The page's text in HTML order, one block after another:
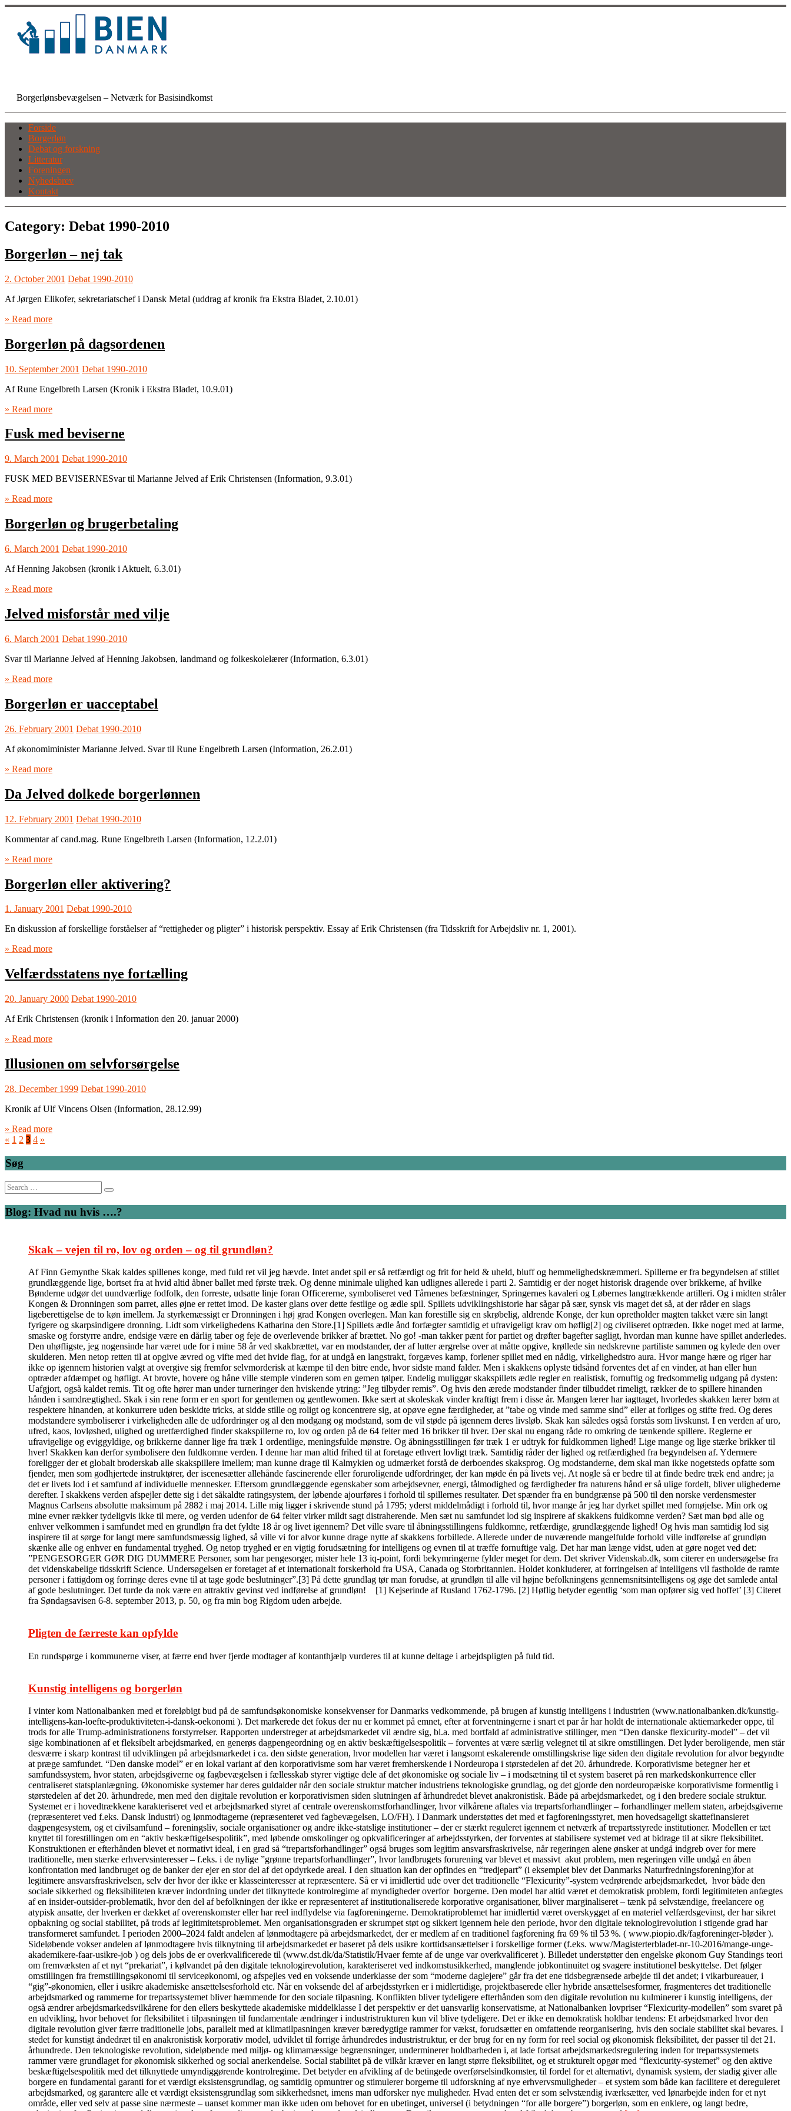
Skip
content
Borgerlønsbevægelsen – Netværk for Basisindkomst
Forside
Borgerløn
Debat og forskning
Litteratur
Foreningen
Nyhedsbrev
Kontakt
Category: Debat 1990-2010
Borgerløn – nej tak
2. October 2001 Debat 1990-2010
Af Jørgen Elikofer, sekretariatschef i Dansk Metal (uddrag af kronik fra Ekstra Bladet, 2.10.01)
» Read more
Borgerløn på dagsordenen
10. September 2001 Debat 1990-2010
Af Rune Engelbreth Larsen (Kronik i Ekstra Bladet, 10.9.01)
» Read more
Fusk med beviserne
9. March 2001 Debat 1990-2010
FUSK MED BEVISERNESvar til Marianne Jelved af Erik Christensen (Information, 9.3.01)
» Read more
Borgerløn og brugerbetaling
6. March 2001 Debat 1990-2010
Af Henning Jakobsen (kronik i Aktuelt, 6.3.01)
» Read more
Jelved misforstår med vilje
6. March 2001 Debat 1990-2010
Svar til Marianne Jelved af Henning Jakobsen, landmand og folkeskolelærer (Information, 6.3.01)
» Read more
Borgerløn er uacceptabel
26. February 2001 Debat 1990-2010
Af økonomiminister Marianne Jelved. Svar til Rune Engelbreth Larsen (Information, 26.2.01)
» Read more
Da Jelved dolkede borgerlønnen
12. February 2001 Debat 1990-2010
Kommentar af cand.mag. Rune Engelbreth Larsen (Information, 12.2.01)
» Read more
Borgerløn eller aktivering?
1. January 2001 Debat 1990-2010
En diskussion af forskellige forståelser af “rettigheder og pligter” i historisk perspektiv. Essay af Erik Christensen (fra Tidsskrift for Arbejdsliv nr. 1, 2001).
» Read more
Velfærdsstatens nye fortælling
20. January 2000 Debat 1990-2010
Af Erik Christensen (kronik i Information den 20. januar 2000)
» Read more
Illusionen om selvforsørgelse
28. December 1999 Debat 1990-2010
Kronik af Ulf Vincens Olsen (Information, 28.12.99)
» Read more
« 1 2 3 4 »
Søg
Search
for:
Blog: Hvad nu hvis ….?
Skak – vejen til ro, lov og orden – og til grundløn?
Af Finn Gemynthe Skak kaldes spillenes konge, med fuld ret vil jeg hævde. Intet andet spil er så retfærdigt og frit for held & uheld, bluff og hemmelighedskræmmeri. Spillerne er fra begyndelsen af stillet
grundlæggende lige, bortset fra at hvid altid åbner ballet med første træk. Og denne minimale ulighed kan udlignes allerede i parti 2. Samtidig er der noget historisk dragende over brikkerne, af hvilke
Bønderne udgør det uundværlige fodfolk, den forreste, udsatte linje foran Officererne, symboliseret ved Tårnenes befæstninger, Springernes kavaleri og Løbernes langtrækkende artilleri. Og i midten stråler
Kongen & Dronningen som parret, alles øjne er rettet imod. De kaster glans over dette festlige og ædle spil. Spillets udviklingshistorie har sågar på sær, synsk vis maget det så, at der råder en slags
ligeberettigelse de to køn imellem. Ja styrkemæssigt er Dronningen i høj grad Kongen overlegen. Man kan forestille sig en skrøbelig, aldrende Konge, der kun opretholder magten takket være sin langt
fyrigere og skarpsindigere dronning. Lidt som virkelighedens Katharina den Store.[1] Spillets ædle ånd forfægter samtidig et ufravigeligt krav om høflig[2] og civiliseret optræden. Ikke noget med at larme,
smaske og forstyrre andre, endsige være en dårlig taber og feje de overlevende brikker af brættet. No go! -man takker pænt for partiet og drøfter bagefter sagligt, hvordan man kunne have spillet anderledes.
Den uhøfligste, jeg nogensinde har været ude for i mine 58 år ved skakbrættet, var en modstander, der af lutter ærgrelse over at måtte opgive, krøllede sin nedskrevne partiliste sammen og kylede den over
skulderen. Men netop retten til at opgive ævred og vifte med det hvide flag, for at undgå en langstrakt, forgæves kamp, forlener spillet med en nådig, virkelighedstro aura. Hvor mange hære og riger har
ikke op igennem historien valgt at overgive sig fremfor selvmorderisk at kæmpe til den bitre ende, hvor sidste mand falder. Men i skakkens oplyste tidsånd forventes det af en vinder, at han eller hun
optræder afdæmpet og høfligt. At brovte, hovere og håne ville stemple vinderen som en gemen tølper. Endelig muliggør skakspillets ædle regler en realistisk, fornuftig og fredsommelig udgang på dysten:
Uafgjort, også kaldet remis. Tit og ofte hører man under turneringer den hviskende ytring: ”Jeg tilbyder remis”. Og hvis den ærede modstander finder tilbuddet rimeligt, rækker de to spillere hinanden
hånden i samdrægtighed. Skak i sin rene form er en sport for gentlemen og gentlewomen. Ikke sært at skoleskak vinder kraftigt frem i disse år. Mangen lærer har iagttaget, hvorledes skakken lærer børn at
respektere hinanden, at konkurrere uden beskidte tricks, at sidde stille og roligt og koncentrere sig, at opøve egne færdigheder, at ”tabe og vinde med samme sind” eller at forliges og stifte fred. Og deres
modstandere symboliserer i virkeligheden alle de udfordringer og al den modgang og modstand, som de vil støde på igennem deres livsløb. Skak kan således også forstås som livskunst. I en verden af uro,
ufred, kaos, lovløshed, ulighed og uretfærdighed finder skakspillerne ro, lov og orden på de 64 felter med 16 brikker til hver. Der skal nu engang råde ro omkring de tænkende spillere. Reglerne er
ufravigelige og eviggyldige, og brikkerne danner lige fra træk 1 ordentlige, meningsfulde mønstre. Og åbningsstillingen før træk 1 er udtryk for fuldkommen lighed! Lige mange og lige stærke brikker til
hver! Skakken kan derfor symbolisere den fuldkomne verden. I denne har man altid frihed til at foretage ethvert lovligt træk. Samtidig råder der lighed og retfærdighed fra begyndelsen af. Ydermere
foreligger der et globalt broderskab alle skakspillere imellem; man kunne drage til Kalmykien og udmærket forstå de derboendes skaksprog. Og modstanderne, dem skal man ikke nogetsteds opfatte som
fjender, men som godhjertede instruktører, der iscenesætter allehånde fascinerende eller foruroligende udfordringer, der kan møde én på livets vej. At nogle så er bedre til at finde bedre træk end andre; ja
det er livets lod i et samfund af individuelle mennesker. Eftersom grundlæggende egenskaber som arbejdsevner, energi, tålmodighed og færdigheder fra naturens hånd er så ulige fordelt, bliver ulighederne
derefter. I skakkens verden afspejler dette sig i det såkaldte ratingsystem, der løbende ajourføres i forhold til spillernes resultater. Det spænder fra en bundgrænse på 500 til den norske verdensmester
Magnus Carlsens absolutte maksimum på 2882 i maj 2014. Lille mig ligger i skrivende stund på 1795; yderst middelmådigt i forhold til, hvor mange år jeg har dyrket spillet med fornøjelse. Min ork og
mine evner rækker tydeligvis ikke til mere, og verden udenfor de 64 felter virker mildt sagt distraherende. Men sæt nu samfundet lod sig inspirere af skakkens fuldkomne verden? Sæt man bød alle og
enhver velkommen i samfundet med en grundløn fra det fyldte 18 år og livet igennem? Det ville svare til åbningsstillingens fuldkomne, retfærdige, grundlæggende lighed! Og hvis man samtidig lod sig
inspirere til at sørge for langt mere samfundsmæssig lighed, så ville vi for alvor kunne drage nytte af skakkens forbillede. Allerede under de nuværende mangelfulde forhold ville indførelse af grundløn
skænke alle og enhver en fundamental tryghed. Og netop tryghed er en vigtig forudsætning for intelligens og evnen til at træffe fornuftige valg. Det har man længe vidst, uden at gøre noget ved det:
”PENGESORGER GØR DIG DUMMERE Personer, som har pengesorger, mister hele 13 iq-point, fordi bekymringerne fylder meget for dem. Det skriver Videnskab.dk, som citerer en undersøgelse fra
det videnskabelige tidsskrift Science. Undersøgelsen er foretaget af et internationalt forskerhold fra USA, Canada og Storbritannien. Holdet konkluderer, at forringelsen af intelligens vil fastholde de ramte
personer i fattigdom og forringe deres evne til at tage gode beslutninger”.[3] På dette grundlag tør man forudse, at grundløn til alle vil højne befolkningens gennemsnitsintelligens og øge det samlede antal
af gode beslutninger. Det turde da nok være en attraktiv gevinst ved indførelse af grundløn! [1] Kejserinde af Rusland 1762-1796. [2] Høflig betyder egentlig ‘som man opfører sig ved hoffet’ [3] Citeret
fra Søndagsavisen 6-8. september 2013, p. 50, og fra min bog Rigdom uden arbejde.
Pligten de færreste kan opfylde
En rundspørge i kommunerne viser, at færre end hver fjerde modtager af kontanthjælp vurderes til at kunne deltage i arbejdspligten på fuld tid.
Kunstig intelligens og borgerløn
I vinter kom Nationalbanken med et foreløbigt bud på de samfundsøkonomiske konsekvenser for Danmarks vedkommende, på brugen af kunstig intelligens i industrien (www.nationalbanken.dk/kunstig-
intelligens-kan-loefte-produktiviteten-i-dansk-oekonomi ). Det markerede det fokus der nu er kommet på emnet, efter at forventningerne i snart et par år har holdt de internationale aktiemarkeder oppe, til
trods for alle Trump-administrationens forstyrrelser. Rapporten understreger at arbejdsmarkedet vil ændre sig, bl.a. med bortfald af administrative stillinger, men “Den danske flexicurity-model” – det vil
sige kombinationen af et fleksibelt arbejdsmarked, en generøs dagpengeordning og en aktiv beskæftigelsespolitik – forventes at være særlig velegnet til at sikre omstillingen. Det lyder beroligende, men står
desværre i skarp kontrast til udviklingen på arbejdsmarkedet i ca. den sidste generation, hvor modellen har været i langsomt eskalerende omstillingskrise lige siden den digitale revolution for alvor begyndte
at præge samfundet. “Den danske model” er en lokal variant af den korporativisme som har været fremherskende i Nordeuropa i størstedelen af det 20. århundrede. Korporativisme betegner her et
samfundssystem, hvor staten, arbejdsgiverne og fagbevægelsen i fællesskab styrer vigtige dele af det økonomiske og sociale liv – i modsætning til et system baseret på ren markedskonkurrence eller
centraliseret statsplanlægning. Økonomiske systemer har deres guldalder når den sociale struktur matcher industriens teknologiske grundlag, og det gjorde den nordeuropæiske korporativisme formentlig i
størstedelen af det 20. århundrede, men med den digitale revolution er korporativismen siden slutningen af århundredet blevet anakronistisk. Både på arbejdsmarkedet, og i den bredere sociale struktur.
Systemet er i hovedtrækkene karakteriseret ved et arbejdsmarked styret af centrale overenskomstforhandlinger, hvor vilkårene aftales via trepartsforhandlinger – forhandlinger mellem staten, arbejdsgiverne
(repræsenteret ved f.eks. Dansk Industri) og lønmodtagerne (repræsenteret ved fagbevægelsen, LO/FH). I Danmark understøttes det med et fagforeningsstyret, men hovedsageligt skattefinansieret
dagpengesystem, og et civilsamfund – foreningsliv, sociale organisationer og andre ikke-statslige institutioner – der er stærkt reguleret igennem et netværk af trepartsstyrede institutioner. Modellen er tæt
knyttet til forestillingen om en “aktiv beskæftigelsespolitik”, med løbende omskolinger og opkvalificeringer af arbejdsstyrken, der forventes at stabilisere systemet ved at bidrage til at sikre fleksibilitet.
Konstruktionen er efterhånden blevet et normativt ideal, i en grad så “trepartsforhandlinger” også bruges som legitim ansvarsfraskrivelse, når regeringen alene ønsker at undgå indgreb over for mere
traditionelle, men stærke erhvervsinteresser – f.eks. i de nylige ”grønne trepartsforhandlinger”, hvor landbrugets forurening var blevet et massivt akut problem, men regeringen ville undgå en åben
konfrontation med landbruget og de banker der ejer en stor del af det opdyrkede areal. I den situation kan der opfindes en “tredjepart” (i eksemplet blev det Danmarks Naturfredningsforening)for at
legitimere ansvarsfraskrivelsen, selv der hvor der ikke er klasseinteresser at repræsentere. Så er vi imidlertid ude over det traditionelle “Flexicurity”-system vedrørende arbejdsmarkedet, hvor både den
sociale sikkerhed og fleksibiliteten kræver indordning under det tilknyttede kontrolregime af myndigheder overfor borgerne. Den model har altid været et demokratisk problem, fordi legitimiteten anfægtes
af en insider-outsider-problematik, hvor den del af befolkningen der ikke er repræsenteret af institutionaliserede korporative organisationer, bliver marginaliseret – tænk på selvstændige, freelancere og
atypisk ansatte, der hverken er dækket af overenskomster eller har reel indflydelse via fagforeningerne. Demokratiproblemet har imidlertid været overskygget af en materiel velfærdsgevinst, der har sikret
opbakning og social stabilitet, på trods af legitimitetsproblemet. Men organisationsgraden er skrumpet støt og sikkert igennem hele den periode, hvor den digitale teknologirevolution i stigende grad har
transformeret samfundet. I perioden 2000–2024 faldt andelen af lønmodtagere på arbejdsmarkedet, der er medlem af en traditionel fagforening fra 69 % til 53 %. ( www.piopio.dk/fagforeninger-bløder ).
Sideløbende vokser andelen af lønmodtagere hvis tilknytning til arbejdsmarkedet er baseret på dels usikre korttidsansættelser i forskellige former (f.eks. www/Magisterterbladet-nr-10-2016/mange-unge-
akademikere-faar-usikre-job ) og dels jobs de er overkvalificerede til (www.dst.dk/da/Statistik/Hvaer femte af de unge var overkvalificeret ). Billedet understøtter den engelske økonom Guy Standings teori
om fremvæksten af et nyt “prekariat”, i kølvandet på den digitale teknologirevolution, karakteriseret ved indkomstusikkerhed, manglende jobkontinuitet og svagere institutionel beskyttelse. Det følger
omstillingen fra fremstillingsøkonomi til serviceøkonomi, og afspejles ved en voksende underklasse der som “moderne daglejere” går fra det ene tidsbegrænsede arbejde til det andet; i vikarbureauer, i
“gig”-økonomien, eller i usikre akademiske ansættelsesforhold etc. Når en voksende del af arbejdsstyrken er i midlertidige, projektbaserede eller hybride ansættelsesformer, fragmenteres det traditionelle
arbejdsmarked og rammerne for trepartssystemet bliver hæmmende for den sociale tilpasning. Konflikten bliver tydeligere efterhånden som den digitale revolution nu kulminerer i kunstig intelligens, der
også ændrer arbejdsmarkedsvilkårene for den ellers beskyttede akademiske middelklasse I det perspektiv er det uansvarlig konservatisme, at Nationalbanken lovpriser “Flexicurity-modellen” som svaret på
en udvikling, hvor behovet for fleksibilitet i tilpasningen til fundamentale ændringer i industristrukturen kun vil blive tydeligere. Det er ikke en demokratisk holdbar tendens: Et arbejdsmarked hvor den
digitale revolution giver færre traditionelle jobs, parallelt med at klimatilpasningen kræver bæredygtige rammer for vækst, forudsætter en omfattende reorganisering, hvis den sociale stabilitet skal bevares. I
stedet for kunstigt åndedræt til en anakronistisk korporativ model, udviklet til forrige århundredes industristruktur, er der brug for en ny form for reel social og økonomisk fleksibilitet, der passer til det 21.
århundrede. Den teknologiske revolution, sideløbende med miljø- og klimamæssige begrænsninger, underminerer holdbarheden i, at lade fortsat arbejdsmarkedsregulering inden for trepartssystemets
rammer være grundlaget for økonomisk sikkerhed og social anerkendelse. Social stabilitet på de vilkår kræver en langt større fleksibilitet, og et strukturelt opgør med “flexicurity-systemet” og den aktive
beskæftigelsespolitik med det tilknyttede umyndiggørende kontrolregime. Det betyder en afvikling af de betingede overførselsindkomster, til fordel for et alternativt, dynamisk system, der stadig giver alle
borgere en fundamental garanti for et værdigt eksistensgrundlag, og samtidig opmuntrer og stimulerer borgerne til udforskning af nye erhvervsmuligheder – et system som både kan facilitere et dereguleret
arbejdsmarked, og garantere alle et værdigt eksistensgrundlag som sikkerhedsnet, imens man udforsker nye muligheder. Hvad enten det er som selvstændig iværksætter, ved lønarbejde inden for et nyt
område, eller ved selv at passe sine nærmeste – uanset kommer man ikke uden om behovet for en ubetinget, universel (i betydningen “for alle borgere”) borgerløn, som en enklere, og langt bedre,